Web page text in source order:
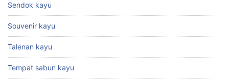
Sendok kayu
Souvenir kayu
Talenan kayu
Tempat sabun kayu